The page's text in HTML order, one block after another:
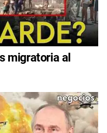
migratoria al